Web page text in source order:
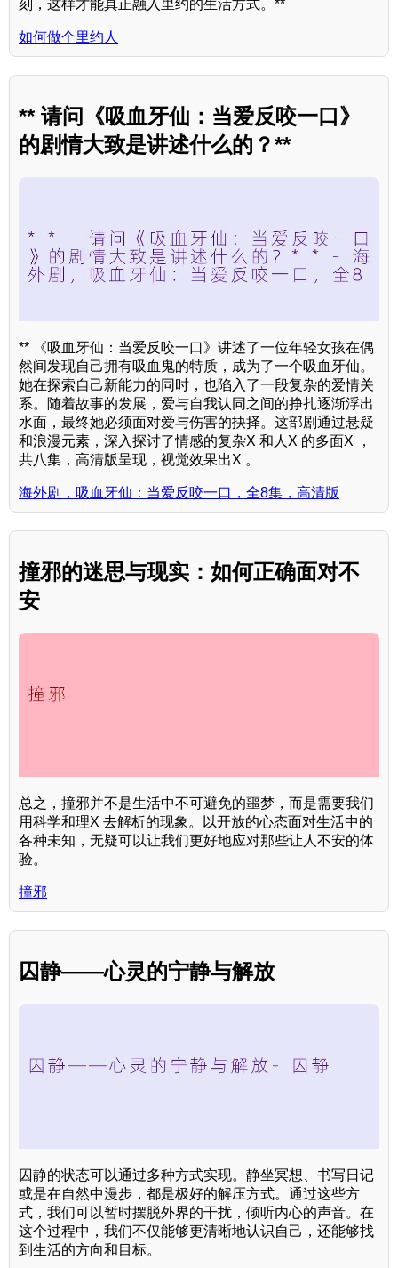
刻，这样才能真正融入里约的生活方式。**
如何做个里约人
** 请问《吸血牙仙：当爱反咬一口》
的剧情大致是讲述什么的？**
** 《吸血牙仙：当爱反咬一口》讲述了一位年轻女孩在偶
然间发现自己拥有吸血鬼的特质，成为了一个吸血牙仙。
她在探索自己新能力的同时，也陷入了一段复杂的爱情关
系。随着故事的发展，爱与自我认同之间的挣扎逐渐浮出
水面，最终她必须面对爱与伤害的抉择。这部剧通过悬疑
和浪漫元素，深入探讨了情感的复杂X 和人X 的多面X ，
共八集，高清版呈现，视觉效果出X 。
海外剧，吸血牙仙：当爱反咬一口，全8集，高清版
撞邪的迷思与现实：如何正确面对不
安
总之，撞邪并不是生活中不可避免的噩梦，而是需要我们
用科学和理X 去解析的现象。以开放的心态面对生活中的
各种未知，无疑可以让我们更好地应对那些让人不安的体
验。
撞邪
囚静——心灵的宁静与解放
囚静的状态可以通过多种方式实现。静坐冥想、书写日记
或是在自然中漫步，都是极好的解压方式。通过这些方
式，我们可以暂时摆脱外界的干扰，倾听内心的声音。在
这个过程中，我们不仅能够更清晰地认识自己，还能够找
到生活的方向和目标。